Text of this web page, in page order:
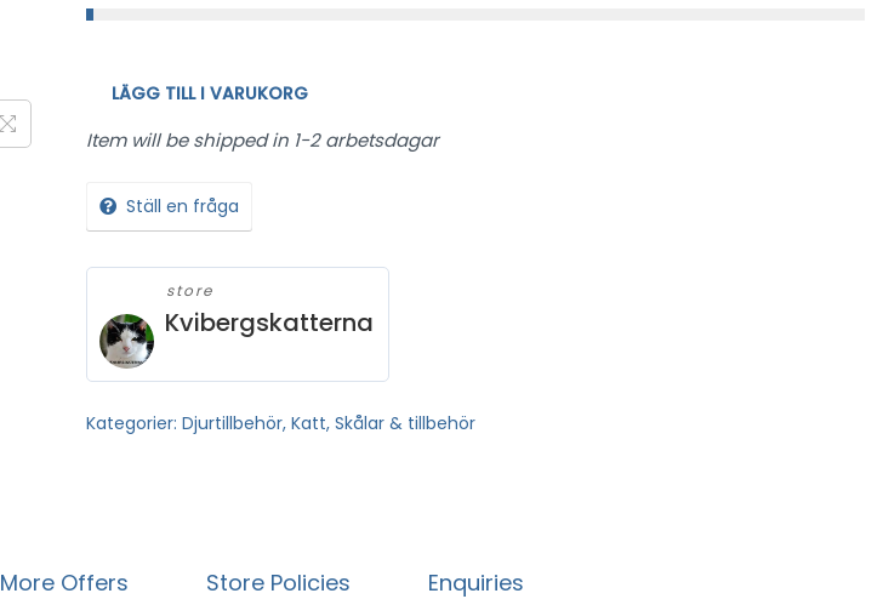
LÄGG TILL I VARUKORG
Item will be shipped in 1-2 arbetsdagar
Ställ en fråga
store
Kvibergskatterna
Kategorier: Djurtillbehör, Katt, Skålar & tillbehör
More Offers Store Policies Enquiries